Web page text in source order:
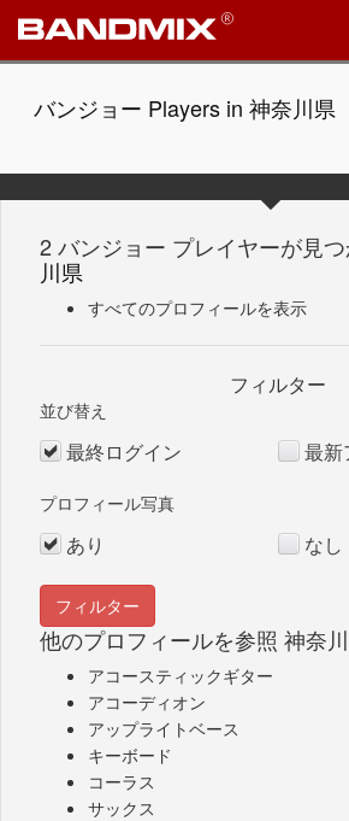
バンジョー Players in 神奈川県
2 バンジョー プレイヤーが見
川県
すべてのプロフィールを表示
フィルター
並び替え
最終ログイン 最新
プロフィール写真
あり なし
他のプロフィールを参照 神奈
アコースティックギター
アコーディオン
アップライトベース
キーボード
コーラス
サックス